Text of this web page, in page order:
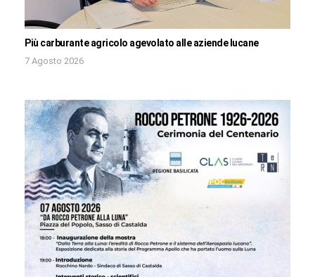
Più carburante agricolo agevolato alle aziende lucane
7 Agosto 2026